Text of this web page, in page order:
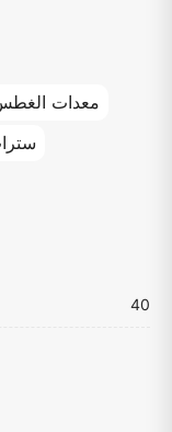
معدات
40